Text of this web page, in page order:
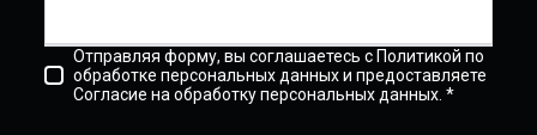
Отправляя форму, вы соглашаетесь с Политикой по
обработке персональных данных и предоставляете
Согласие на обработку персональных данных. *